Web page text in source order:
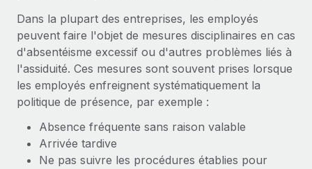
Dans la plupart des entreprises, les employés
peuvent faire l'objet de mesures disciplinaires en cas
d'absentéisme excessif ou d'autres problèmes liés à
l'assiduité. Ces mesures sont souvent prises lorsque
les employés enfreignent systématiquement la
politique de présence, par exemple :
Absence fréquente sans raison valable
Arrivée tardive
Ne pas suivre les procédures établies pour